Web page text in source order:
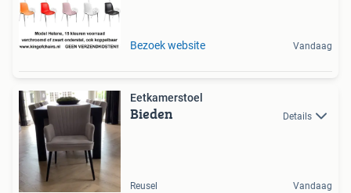
Bezoek website Vandaag
Eetkamerstoel
Bieden Details
Reusel Vandaag